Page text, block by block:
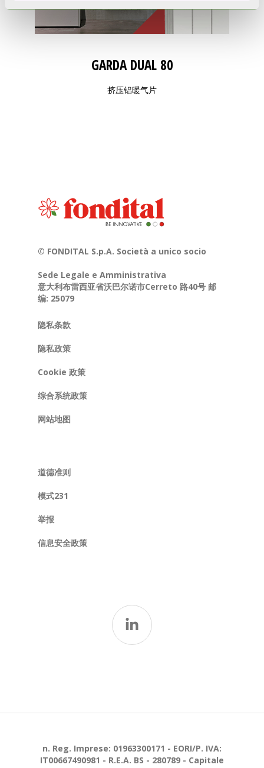
GARDA DUAL 80
挤压铝暖气片
© FONDITAL S.p.A. Società a unico socio
Sede Legale e Amministrativa
意大利布雷西亚省沃巴尔诺市Cerreto 路40号 邮
编: 25079
隐私条款
隐私政策
Cookie 政策
综合系统政策
网站地图
道德准则
模式231
举报
信息安全政策
n. Reg. Imprese: 01963300171 - EORI/P. IVA:
IT00667490981 - R.E.A. BS - 280789 - Capitale